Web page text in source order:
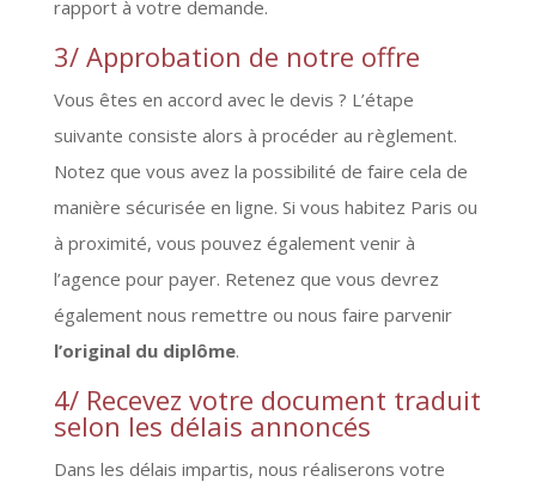
rapport à votre demande.
3/ Approbation de notre offre
Vous êtes en accord avec le devis ? L’étape
suivante consiste alors à procéder au règlement.
Notez que vous avez la possibilité de faire cela de
manière sécurisée en ligne. Si vous habitez Paris ou
à proximité, vous pouvez également venir à
l’agence pour payer. Retenez que vous devrez
également nous remettre ou nous faire parvenir
l’original du diplôme.
4/ Recevez votre document traduit
selon les délais annoncés
Dans les délais impartis, nous réaliserons votre